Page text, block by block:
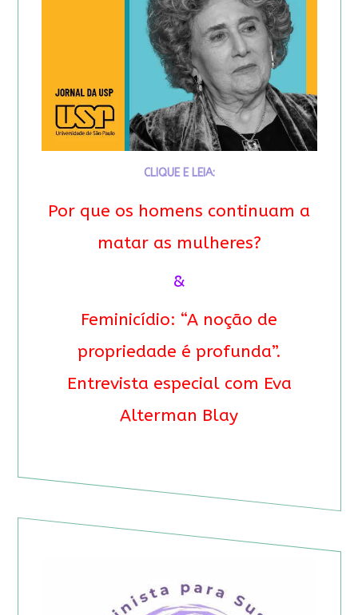
CLIQUE E LEIA:
Por que os homens continuam a
matar as mulheres?
&
Feminicídio: “A noção de
propriedade é profunda”.
Entrevista especial com Eva
Alterman Blay